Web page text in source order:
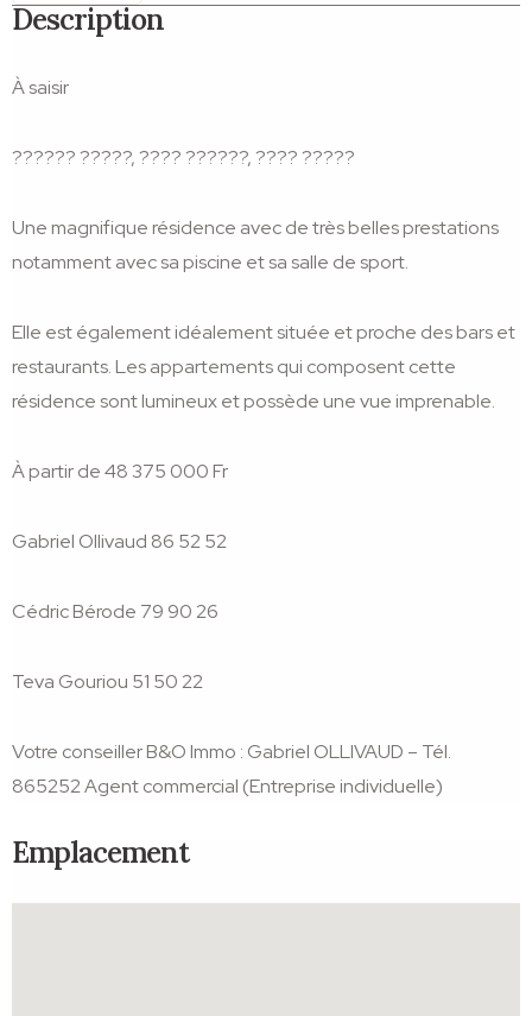
Description
À saisir
?????? ?????, ???? ??????, ???? ?????
Une magnifique résidence avec de très belles prestations
notamment avec sa piscine et sa salle de sport.
Elle est également idéalement située et proche des bars et
restaurants. Les appartements qui composent cette
résidence sont lumineux et possède une vue imprenable.
À partir de 48 375 000 Fr
Gabriel Ollivaud 86 52 52
Cédric Bérode 79 90 26
Teva Gouriou 51 50 22
Votre conseiller B&O Immo : Gabriel OLLIVAUD – Tél.
865252 Agent commercial (Entreprise individuelle)
Emplacement